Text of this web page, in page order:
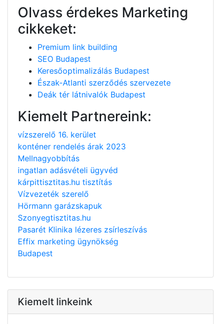
Olvass érdekes Marketing
cikkeket:
Premium link building
SEO Budapest
Keresőoptimalizálás Budapest
Észak-Atlanti szerződés szervezete
Deák tér látnivalók Budapest
Kiemelt Partnereink:
vízszerelő 16. kerület
konténer rendelés árak 2023
Mellnagyobbítás
ingatlan adásvételi ügyvéd
kárpittisztitas.hu tisztítás
Vízvezeték szerelő
Hörmann garázskapuk
Szonyegtisztitas.hu
Pasarét Klinika lézeres zsírleszívás
Effix marketing ügynökség
Budapest
Kiemelt linkeink